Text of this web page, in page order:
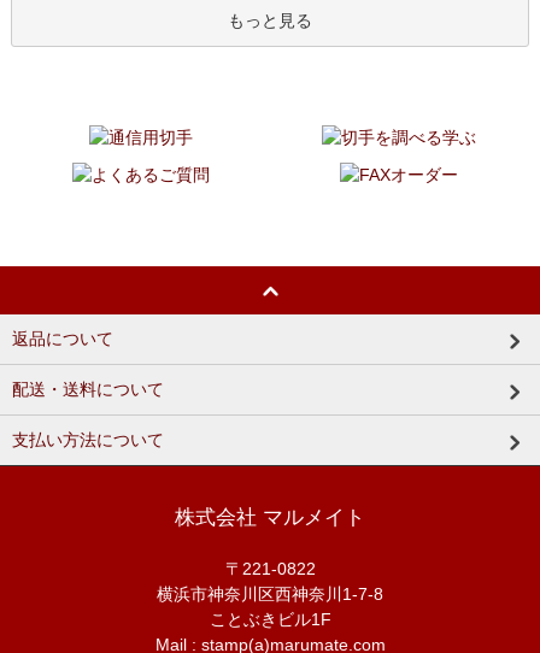
もっと見る
返品について
配送・送料について
支払い方法について
株式会社 マルメイト
〒221-0822
横浜市神奈川区西神奈川1-7-8
ことぶきビル1F
Mail : stamp(a)marumate.com